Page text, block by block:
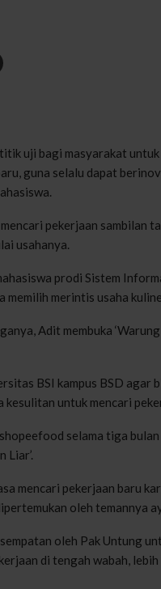
uji bagi masyarakat
guna selalu dapat
pekerjaan sambilan
usahanya.
prodi Sistem
memilih merintis usaha
Adit membuka
BSI kampus BSD agar
untuk mencari
selama tiga
Liar’.
mencari pekerjaan baru
oleh temannya
oleh Pak Untung
di tengah wabah,